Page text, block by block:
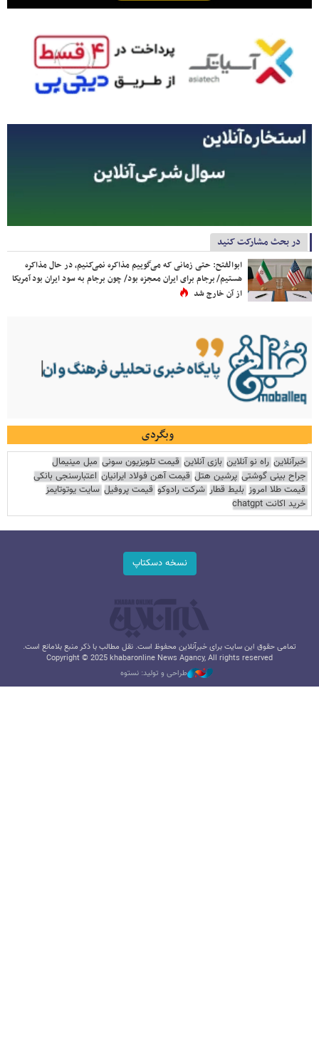
در بحث مشارکت کنید
ابوالفتح: حتی زمانی که می‌گوییم مذاکره نمی‌کنیم، در حال مذاکره
هستیم/ برجام برای ایران معجزه بود/ چون برجام به سود ایران بود آمریکا
از آن خارج شد
وبگردی
خبرآنلاین راه نو آنلاین بازی آنلاین قیمت تلویزیون سونی مبل مینیمال
جراح بینی گوشتی پرشین هتل قیمت آهن فولاد ایرانیان اعتبارسنجی بانکی
قیمت طلا امروز بلیط قطار شرکت رادوکو قیمت پروفیل سایت یوتوتایمز
خرید اکانت chatgpt
نسخه دسکتاپ
تمامی حقوق این سایت برای خبرآنلاین محفوظ است. نقل مطالب با ذکر منبع بلامانع است.
Copyright © 2025 khabaronline News Agancy, All rights reserved
طراحی و تولید: نستوه